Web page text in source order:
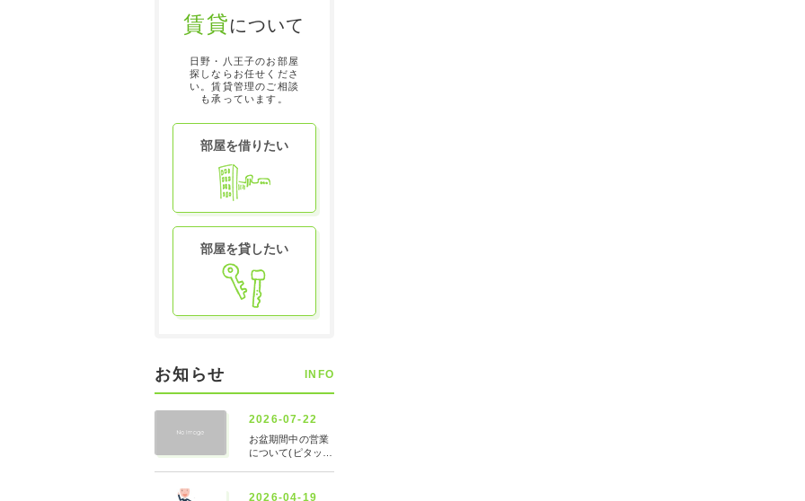
賃貸について
日野・八王子のお部屋
探しならお任せくださ
い。賃貸管理のご相談
も承っています。
部屋を借りたい
部屋を貸したい
お知らせ INFO